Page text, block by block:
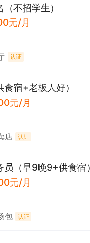
不招学生）
元/月
认证
食宿+老板人好）
元/月
店 认证
员（早9晚9+供食宿）
元/月
包 认证